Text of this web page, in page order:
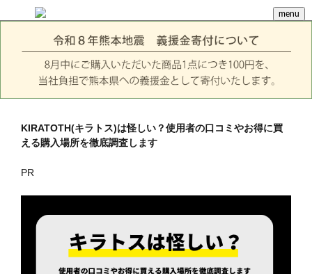
menu
KIRATOTH(キラトス)は怪しい？使用者の口コミやお得に買
える購入場所を徹底調査します
PR